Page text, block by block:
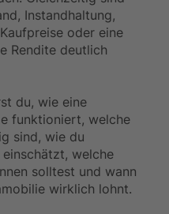
Instandhaltung,
oder eine
Rendite deutlich
du, wie eine
funktioniert, welche
sind, wie du
welche
solltest und wann
wirklich lohnt.